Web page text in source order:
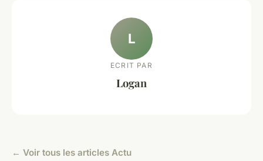
L
ECRIT PAR
Logan
← Voir tous les articles Actu